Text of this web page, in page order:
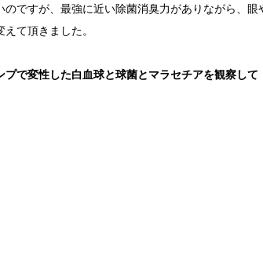
ですが、最強に近い除菌消臭力がありながら、
て頂きました。
で変性した白血球と球菌とマラセチアを観察し